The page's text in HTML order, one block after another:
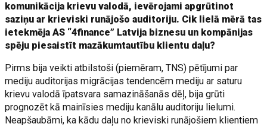
komunikācija krievu valodā, ievērojami apgrūtinot
saziņu ar krieviski runājošo auditoriju. Cik lielā mērā tas
ietekmēja AS “4finance” Latvija biznesu un kompānijas
spēju piesaistīt mazākumtautību klientu daļu?
Pirms bija veikti atbilstoši (piemēram, TNS) pētījumi par
mediju auditorijas migrācijas tendencēm mediju ar saturu
krievu valodā īpatsvara samazināšanās dēļ, bija grūti
prognozēt kā mainīsies mediju kanālu auditoriju lielumi.
Neapšaubāmi, ka kādu daļu no krieviski runājošiem klientiem